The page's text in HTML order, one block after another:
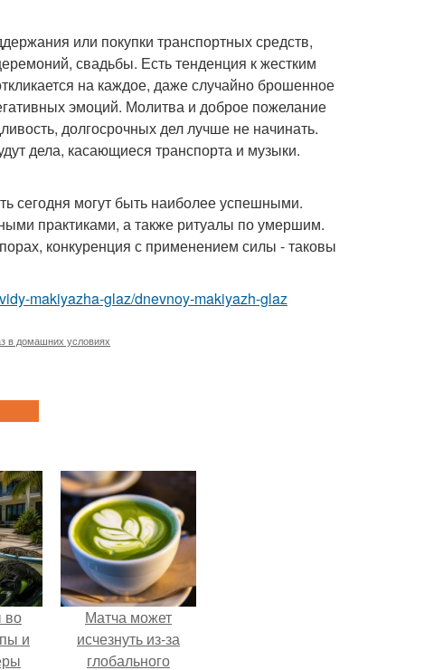
или покупки транспортных средств,
свадьбы. Есть тенденция к жестким
на каждое, даже случайно брошенное
эмоций. Молитва и доброе пожелание
долгосрочных дел лучше не начинать.
дела, касающиеся транспорта и музыки.
сегодня могут быть наиболее успешными.
практиками, а также ритуалы по умершим.
конкуренция с применением силы - таковы
makiyazha-glaz/dnevnoy-makiyazh-glaz
в домашних условиях
во
и
Матча может
исчезнуть из-за
глобального